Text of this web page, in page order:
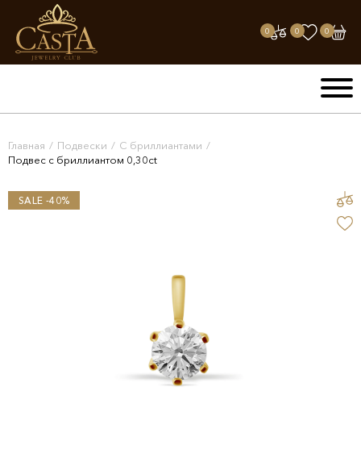
0 0 0
Главная / Подвески / С бриллиантами /
Подвес с бриллиантом 0,30ct
SALE -40%